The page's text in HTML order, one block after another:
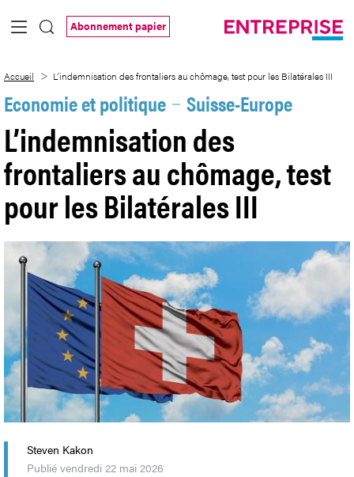
Saut au contenu principal
Abonnement papier
Accueil L’indemnisation des frontaliers au chômage, test pour les Bilatérales III
Economie et politique Suisse-Europe
L’indemnisation des
frontaliers au chômage, test
pour les Bilatérales III
Steven Kakon
Publié vendredi 22 mai 2026